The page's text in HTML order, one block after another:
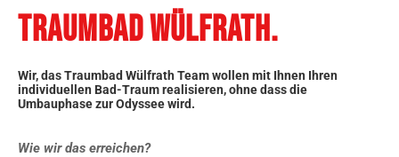
Traumbad Wülfrath.
Wir, das Traumbad Wülfrath Team wollen mit Ihnen Ihren
individuellen Bad-Traum realisieren, ohne dass die
Umbauphase zur Odyssee wird.
Wie wir das erreichen?